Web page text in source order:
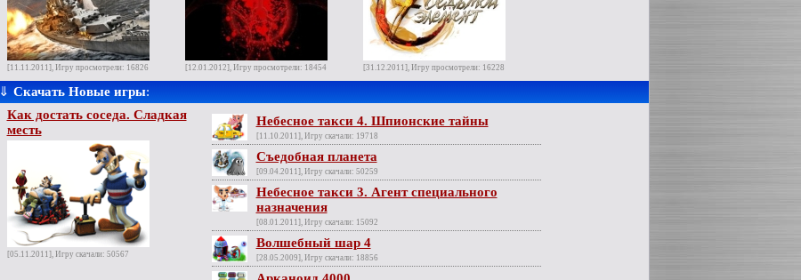
[11.11.2011], Игру просмотрели: 16826 [12.01.2012], Игру просмотрели: 18454 [31.12.2011], Игру просмотрели: 16228
⇓ Скачать Новые игры:
Как достать соседа. Сладкая
месть
[05.11.2011], Игру скачали: 50567
Небесное такси 4. Шпионские тайны
[11.10.2011], Игру скачали: 19718
Съедобная планета
[09.04.2011], Игру скачали: 50259
Небесное такси 3. Агент специального
назначения
[08.01.2011], Игру скачали: 15092
Волшебный шар 4
[28.05.2009], Игру скачали: 18856